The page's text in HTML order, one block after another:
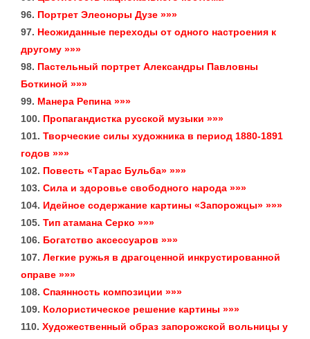
96. Портрет Элеоноры Дузе »»»
97. Неожиданные переходы от одного настроения к
другому »»»
98. Пастельный портрет Александры Павловны
Боткиной »»»
99. Манера Репина »»»
100. Пропагандистка русской музыки »»»
101. Творческие силы художника в период 1880-1891
годов »»»
102. Повесть «Тарас Бульба» »»»
103. Сила и здоровье свободного народа »»»
104. Идейное содержание картины «Запорожцы» »»»
105. Тип атамана Серко »»»
106. Богатство аксессуаров »»»
107. Легкие ружья в драгоценной инкрустированной
оправе »»»
108. Спаянность композиции »»»
109. Колористическое решение картины »»»
110. Художественный образ запорожской вольницы у